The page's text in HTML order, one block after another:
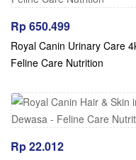
Rp650.499
Royal Canin Urinary Care
Feline Care Nutrition
Rp22.012